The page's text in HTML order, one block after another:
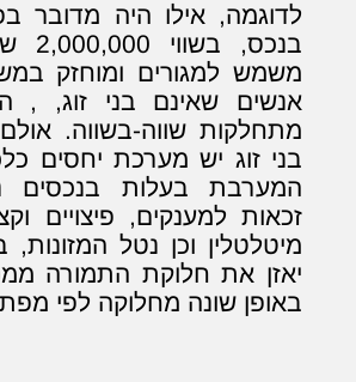
לדוגמה, אילו היה מדובר
משמש למגורים ומוחזק
אנשים שאינם בני זוג, ,
מתחלקות שווה-בשווה. אולם
בני זוג יש מערכת יחסים
המערבת בעלות בנכסים
זכאות למענקים, פיצויים
מיטלטלין וכן נטל
יאזן את חלוקת התמורה
באופן שונה מחלוקה לפי